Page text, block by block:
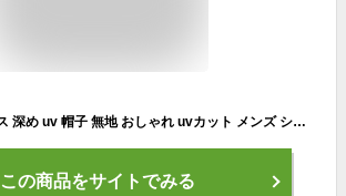
キャップ レディース 深め uv 帽子 無地 おしゃれ uvカット メンズ シンプル コットン ベースボールキャップ ランニングキャップ cap 野球帽 フリーサイズ 送料無料
この商品をサイトでみる